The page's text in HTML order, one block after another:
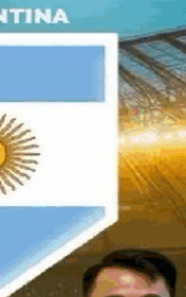
oleh Bupati
merantau
orang
juga